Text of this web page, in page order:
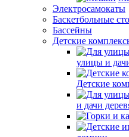
Электросамокаты
Баскетбольные
Бассейны
Детские
улицы и
Детские
и дачи